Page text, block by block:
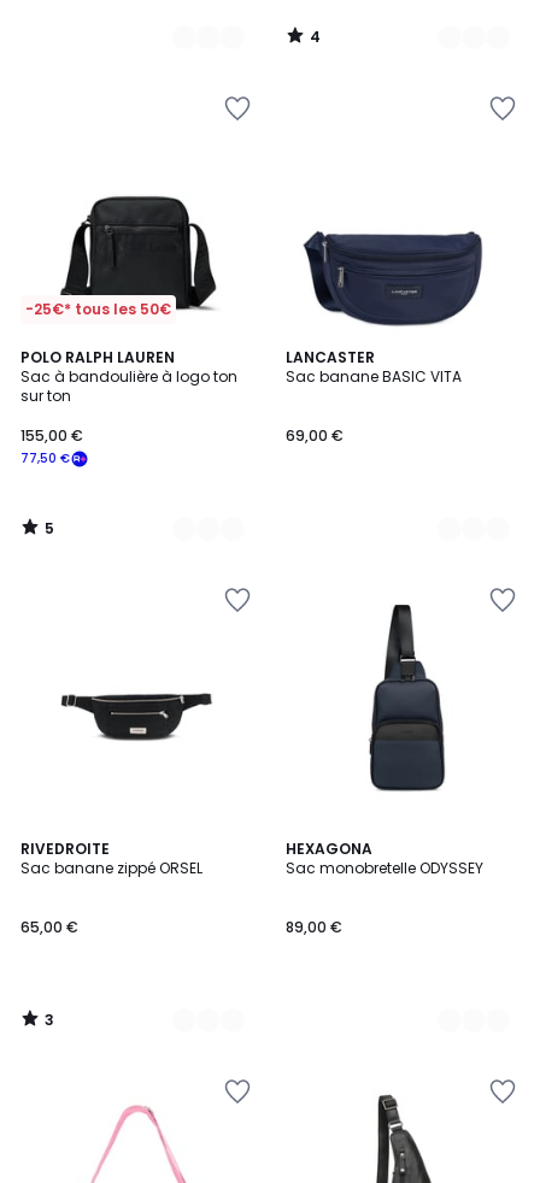
4
/
-25€* tous les 50€
POLO RALPH LAUREN
Sac à bandoulière à logo ton
sur ton
77,50 €
155,00 €
5
/
5
2
Couleurs
5
/
LANCASTER
Sac banane BASIC VITA
69,00 €
4
Couleurs
RIVEDROITE
Sac banane zippé ORSEL
65,00 €
3
/
5
Couleurs
3
/
HEXAGONA
Sac monobretelle ODYSSEY
89,00 €
2
Couleurs